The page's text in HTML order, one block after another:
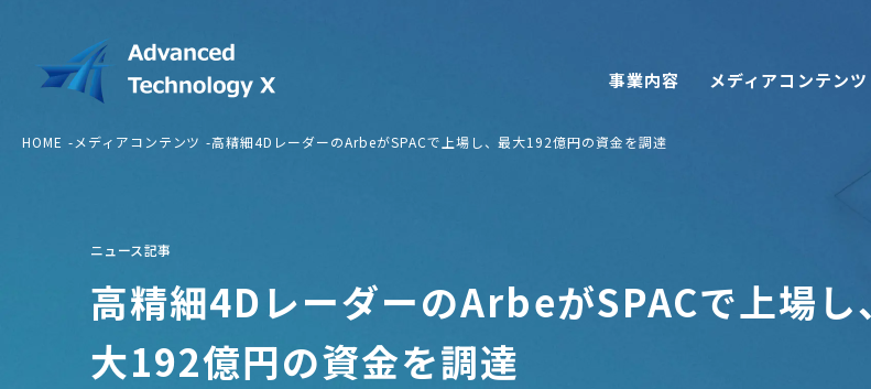
事業内容 メディアコンテンツ
HOME メディアコンテンツ 高精細4DレーダーのArbeがSPACで上場し、最大192億円の資金を調達
ニュース記事
高精細4DレーダーのArbeがSPACで上場し
大192億円の資金を調達